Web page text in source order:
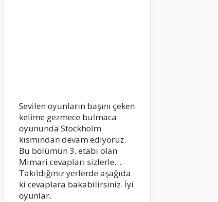
Sevilen oyunların başını çeken
kelime gezmece bulmaca
oyununda Stockholm
kısmından devam ediyoruz.
Bu bölümün 3. etabı olan
Mimari cevapları sizlerle…
Takıldığınız yerlerde aşağıda
ki cevaplara bakabilirsiniz. İyi
oyunlar.